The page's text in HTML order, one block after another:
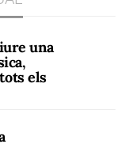
una
els